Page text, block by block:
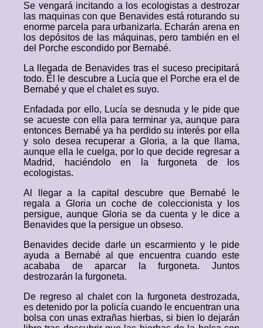
Se vengará incitando a los ecologistas a destrozar
las maquinas con que Benavides está roturando su
enorme parcela para urbanizarla. Echarán arena en
los depósitos de las máquinas, pero también en el
del Porche escondido por Bernabé.
La llegada de Benavides tras el suceso precipitará
todo. Él le descubre a Lucía que el Porche era el de
Bernabé y que el chalet es suyo.
Enfadada por ello, Lucía se desnuda y le pide que
se acueste con ella para terminar ya, aunque para
entonces Bernabé ya ha perdido su interés por ella
y solo desea recuperar a Gloria, a la que llama,
aunque ella le cuelga, por lo que decide regresar a
Madrid, haciéndolo en la furgoneta de los
ecologistas.
Al llegar a la capital descubre que Bernabé le
regala a Gloria un coche de coleccionista y los
persigue, aunque Gloria se da cuenta y le dice a
Benavides que la persigue un obseso.
Benavides decide darle un escarmiento y le pide
ayuda a Bernabé al que encuentra cuando este
acababa de aparcar la furgoneta. Juntos
destrozarán la furgoneta.
De regreso al chalet con la furgoneta destrozada,
es detenido por la policía cuando le encuentran una
bolsa con unas extrañas hierbas, si bien lo dejarán